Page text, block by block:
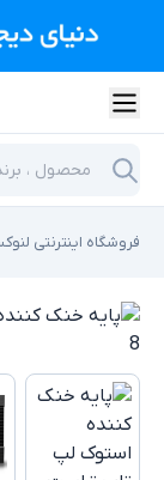
فروشگاه اینترنتی